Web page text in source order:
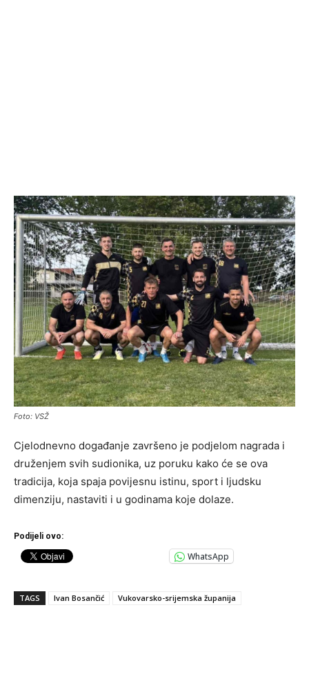
Foto: VSŽ
Cjelodnevno događanje završeno je podjelom nagrada i
druženjem svih sudionika, uz poruku kako će se ova
tradicija, koja spaja povijesnu istinu, sport i ljudsku
dimenziju, nastaviti i u godinama koje dolaze.
Podijeli ovo:
WhatsApp
TAGS Ivan Bosančić Vukovarsko-srijemska županija